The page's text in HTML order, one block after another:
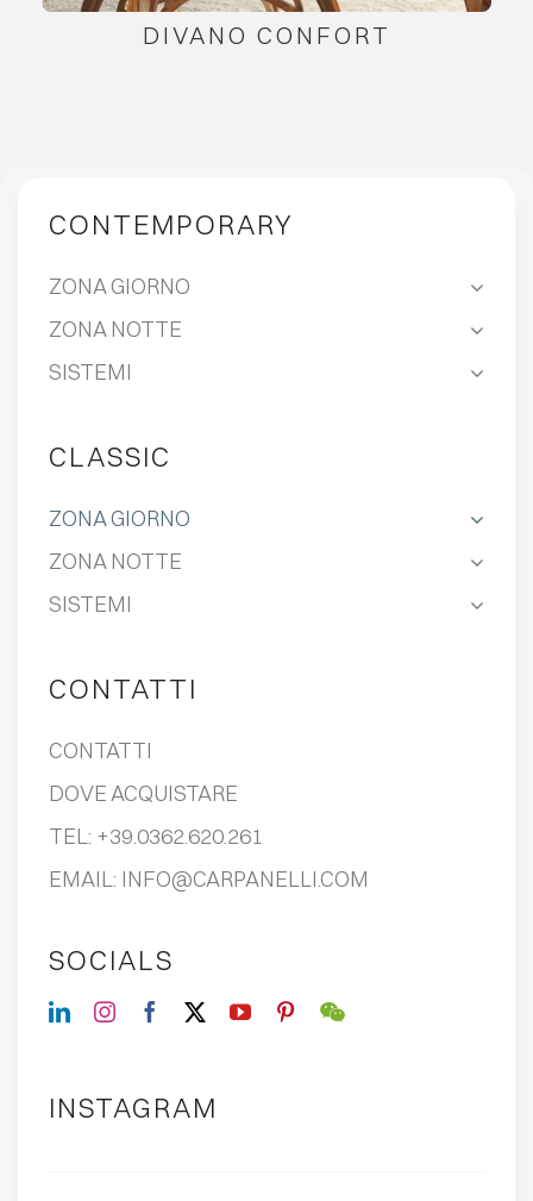
DIVANO CONFORT
CONTEMPORARY
ZONA GIORNO
ZONA NOTTE
SISTEMI
CLASSIC
ZONA GIORNO
ZONA NOTTE
SISTEMI
CONTATTI
CONTATTI
DOVE ACQUISTARE
TEL: +39.0362.620.261
EMAIL: INFO@CARPANELLI.COM
SOCIALS
INSTAGRAM